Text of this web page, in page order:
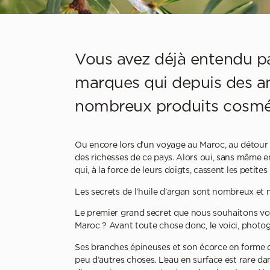
Vous avez déjà entendu
marques qui depuis des
nombreux produits
Ou encore lors d’un voyage au Maroc, au
des richesses de ce pays. Alors oui, sans même
qui, à la force de leurs doigts, cassent les
Les secrets de l’huile d’argan sont nombreux
Le premier grand secret que nous souhaitons
Maroc ? Avant toute chose donc, le voici,
Ses branches épineuses et son écorce en
peu d’autres choses. L’eau en surface est rare